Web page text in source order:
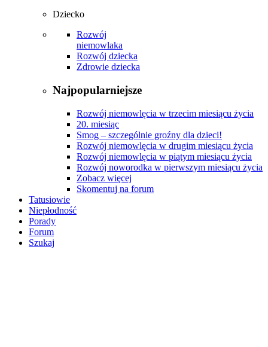
Dziecko
Rozwój
niemowlaka
Rozwój dziecka
Zdrowie dziecka
Najpopularniejsze
Rozwój niemowlęcia w trzecim miesiącu życia
20. miesiąc
Smog – szczególnie groźny dla dzieci!
Rozwój niemowlęcia w drugim miesiącu życia
Rozwój niemowlęcia w piątym miesiącu życia
Rozwój noworodka w pierwszym miesiącu życia
Zobacz więcej
Skomentuj na forum
Tatusiowie
Niepłodność
Porady
Forum
Szukaj